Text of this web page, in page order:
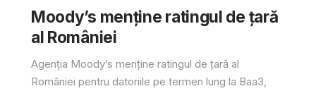
Moody’s menține ratingul de țară
al României
Agenția Moody’s menține ratingul de țară al
României pentru datoriile pe termen lung la Baa3,